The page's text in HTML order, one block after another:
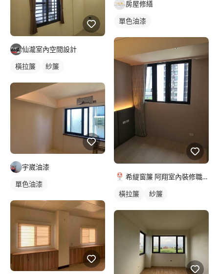
仙瀧室內空間設計
橫拉簾 紗簾
宇崴油漆
單色油漆
房屋修繕
單色油漆
希緹窗簾 阿翔室內裝修職人
橫拉簾 紗簾